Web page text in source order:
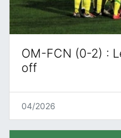
OM-FCN (0-2) :
off
04/2026